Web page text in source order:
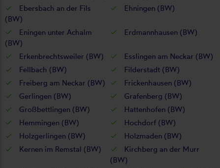
Ebersbach an der Fils
(BW)
Ehningen (BW)
Eningen unter Achalm
(BW)
Erdmannhausen (BW)
Erkenbrechtsweiler (BW)
Esslingen am Neckar (BW)
Fellbach (BW)
Filderstadt (BW)
Freiberg am Neckar (BW)
Frickenhausen (BW)
Gerlingen (BW)
Grafenberg (BW)
Großbettlingen (BW)
Hattenhofen (BW)
Hemmingen (BW)
Hochdorf (BW)
Holzgerlingen (BW)
Holzmaden (BW)
Kernen im Remstal (BW)
Kirchberg an der Murr
(BW)